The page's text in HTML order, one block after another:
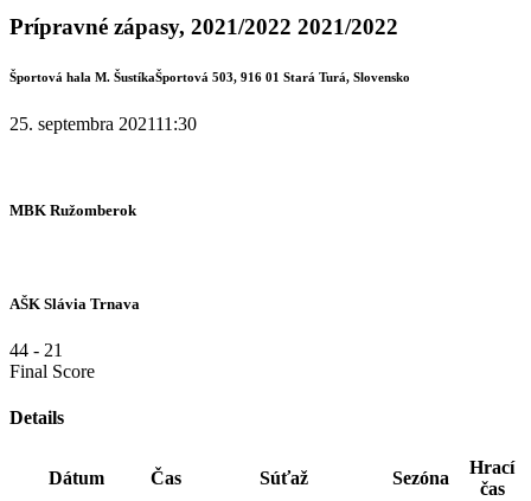
Prípravné zápasy, 2021/2022 2021/2022
Športová hala M. ŠustíkaŠportová 503, 916 01 Stará Turá, Slovensko
25. septembra 202111:30
MBK Ružomberok
AŠK Slávia Trnava
44 - 21
Final Score
Details
Dátum Čas Súťaž Sezóna
Hrací
čas